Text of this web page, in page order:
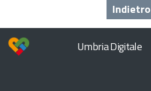
Indietro
Umbria Digitale